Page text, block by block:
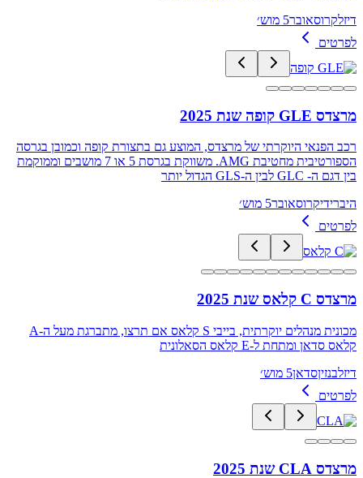
דיזלקרוסאובר5 מוש׳
לפרטים
מרצדס GLE קופה שנת 2025
רכב הפנאי היוקרתי של מרצדס, המוצע גם בתצורת קופה וכמובן בגרסה
הספורטיבית מחטיבת AMG. משווקת בגרסת 5 או 7 מושבים וממוקמת
בין דגם ה- GLC לבין ה-GLS הגדול יותר
היברידיקרוסאובר5 מוש׳
לפרטים
מרצדס C קלאס שנת 2025
מכונית מנהלים יוקרתית, בייבי S קלאס אם תרצו, מתברגת מעל ה-A
קלאס סדאן ומתחת ל-E קלאס הסאלונית
דיזלבנזיןסדאן5 מוש׳
לפרטים
מרצדס CLA שנת 2025